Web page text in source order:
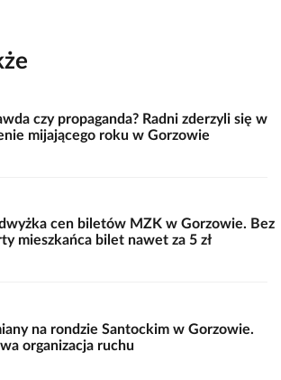
czy propaganda? Radni zderzyli się w
mijającego roku w Gorzowie
cen biletów MZK w Gorzowie. Bez
mieszkańca bilet nawet za 5 zł
na rondzie Santockim w Gorzowie.
organizacja ruchu